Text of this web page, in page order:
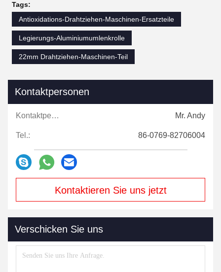
Tags:
Antioxidations-Drahtziehen-Maschinen-Ersatzteile
Legierungs-Aluminiumumlenkrolle
22mm Drahtziehen-Maschinen-Teil
Kontaktpersonen
Kontaktpersonen: Mr. Andy
Tel.: 86-0769-82706004
Kontaktieren Sie uns jetzt
Verschicken Sie uns